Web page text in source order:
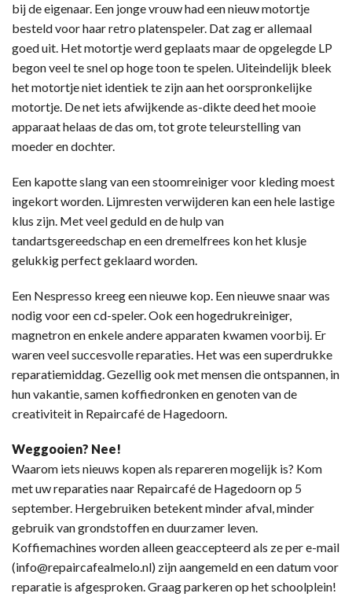
bij de eigenaar. Een jonge vrouw had een nieuw motortje
besteld voor haar retro platenspeler. Dat zag er allemaal
goed uit. Het motortje werd geplaats maar de opgelegde LP
begon veel te snel op hoge toon te spelen. Uiteindelijk bleek
het motortje niet identiek te zijn aan het oorspronkelijke
motortje. De net iets afwijkende as-dikte deed het mooie
apparaat helaas de das om, tot grote teleurstelling van
moeder en dochter.
Een kapotte slang van een stoomreiniger voor kleding moest
ingekort worden. Lijmresten verwijderen kan een hele lastige
klus zijn. Met veel geduld en de hulp van
tandartsgereedschap en een dremelfrees kon het klusje
gelukkig perfect geklaard worden.
Een Nespresso kreeg een nieuwe kop. Een nieuwe snaar was
nodig voor een cd-speler. Ook een hogedrukreiniger,
magnetron en enkele andere apparaten kwamen voorbij. Er
waren veel succesvolle reparaties. Het was een superdrukke
reparatiemiddag. Gezellig ook met mensen die ontspannen, in
hun vakantie, samen koffiedronken en genoten van de
creativiteit in Repaircafé de Hagedoorn.
Weggooien? Nee!
Waarom iets nieuws kopen als repareren mogelijk is? Kom
met uw reparaties naar Repaircafé de Hagedoorn op 5
september. Hergebruiken betekent minder afval, minder
gebruik van grondstoffen en duurzamer leven.
Koffiemachines worden alleen geaccepteerd als ze per e-mail
(info@repaircafealmelo.nl) zijn aangemeld en een datum voor
reparatie is afgesproken. Graag parkeren op het schoolplein!